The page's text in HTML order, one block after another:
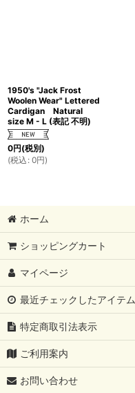
1950's "Jack Frost
Woolen Wear" Lettered
Cardigan Natural
size M - L (表記 不明)
0円(税別)
(税込 : 0円)
ホーム
ショッピングカート
マイページ
最近チェックしたアイテム
特定商取引法表示
ご利用案内
お問い合わせ